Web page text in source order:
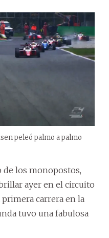
peleó palmo a palmo
los monopostos,
ayer en el circuito
primera carrera en la
tuvo una fabulosa